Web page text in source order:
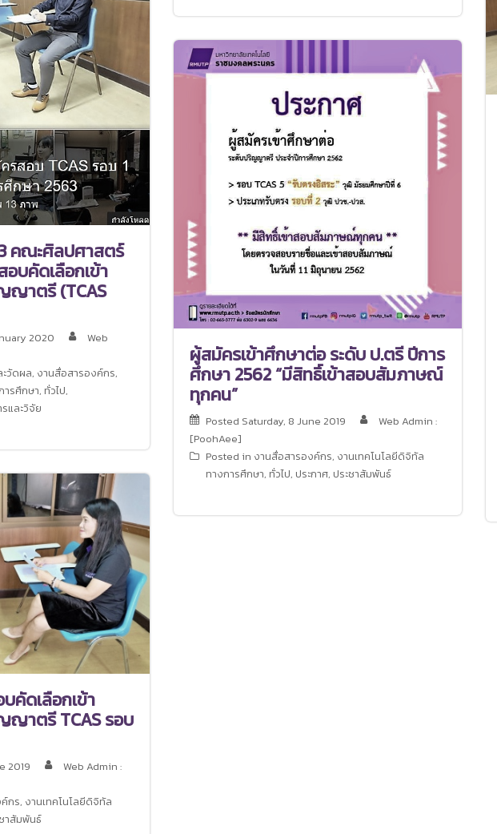
คณะศิลปศาสตร์
บคัดเลือกเข้า
ญาตรี (TCAS
2020
Web
ะวัดผล, งานสื่อสารองค์กร,
ารศึกษา, ทั่วไป,
และวิจัย
ผู้สมัครเข้าศึกษาต่อ ระดับ ป.ตรี ปีการ
ศึกษา 2562 “มีสิทธิ์เข้าสอบสัมภาษณ์
ทุกคน”
Posted Saturday, 8 June 2019
Web Admin :
[PoohAee]
Posted in งานสื่อสารองค์กร, งานเทคโนโลยีดิจิทัล
ทางการศึกษา, ทั่วไป, ประกาศ, ประชาสัมพันธ์
คัดเลือกเข้า
าตรี TCAS รอบ
2019
Web Admin :
กร, งานเทคโนโลยีดิจิทัล
าสัมพันธ์